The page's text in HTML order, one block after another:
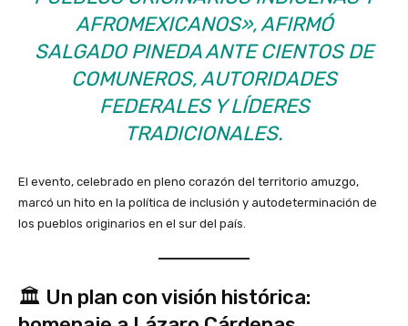
AFROMEXICANOS», AFIRMÓ
SALGADO PINEDA ANTE CIENTOS DE
COMUNEROS, AUTORIDADES
FEDERALES Y LÍDERES
TRADICIONALES.
El evento, celebrado en pleno corazón del territorio amuzgo,
marcó un hito en la política de inclusión y autodeterminación de
los pueblos originarios en el sur del país.
🏛️ Un plan con visión histórica: